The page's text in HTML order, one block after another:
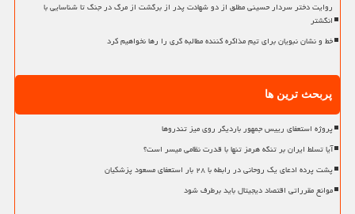
روایت دختر سردار حسینی مطلق از دو شهادت پدر از برگشت از مرگ در جنگ تا شناسایی با
انگشتر
خط و نشان نبویان برای تیم مذاکره کننده مطالبه گری را رها نخواهیم کرد
پربحث ترین ها
پروژه استعفای رییس جمهور باردیگر روی میز تندروها
آیا تسلط ایران بر تنگه هرمز تنها با قدرت نظامی میسر است؟
پشت پرده ادعای یک روحانی در رابطه با ۲۸ بار استعفای مسعود پزشکیان
موانع مقرراتی اقتصاد دیجیتال باید برطرف شود